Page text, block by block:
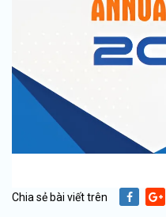
Chia sẻ bài viết trên